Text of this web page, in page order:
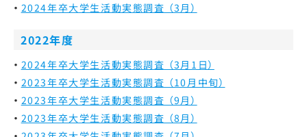
2024年卒大学生活動実態調査 （3月）
2022年度
2024年卒大学生活動実態調査 （3月1日）
2023年卒大学生活動実態調査 （10月中旬）
2023年卒大学生活動実態調査 （9月）
2023年卒大学生活動実態調査 （8月）